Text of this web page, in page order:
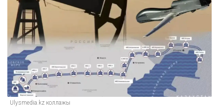
Ulysmedia.kz коллажы